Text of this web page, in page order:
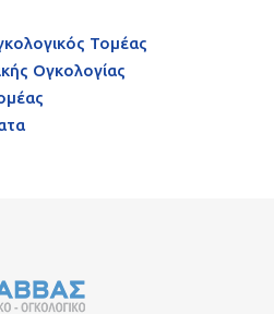
Τομέας
Ογκολογίας